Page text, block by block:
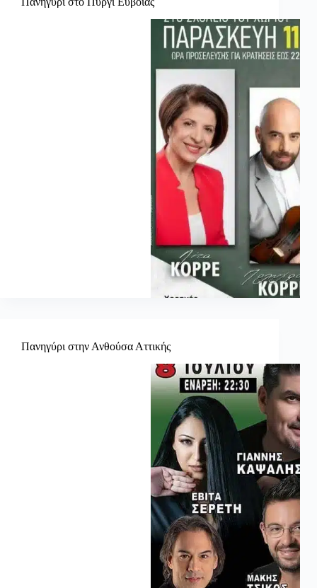
Πανηγύρι στην Ανθούσα Αττικής